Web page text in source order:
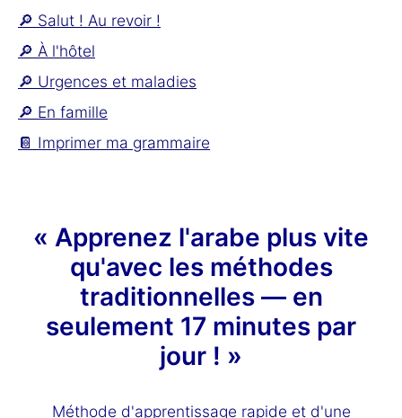
🔎 Salut ! Au revoir !
🔎 À l'hôtel
🔎 Urgences et maladies
🔎 En famille
📔 Imprimer ma grammaire
« Apprenez l'arabe plus vite
qu'avec les méthodes
traditionnelles — en
seulement 17 minutes par
jour ! »
Méthode d'apprentissage rapide et d'une